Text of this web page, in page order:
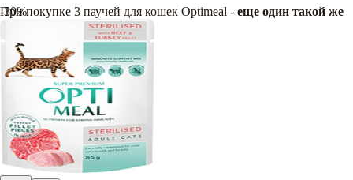
При покупке 3 паучей для кошек Optimeal - еще один такой же
в подарок
-30%